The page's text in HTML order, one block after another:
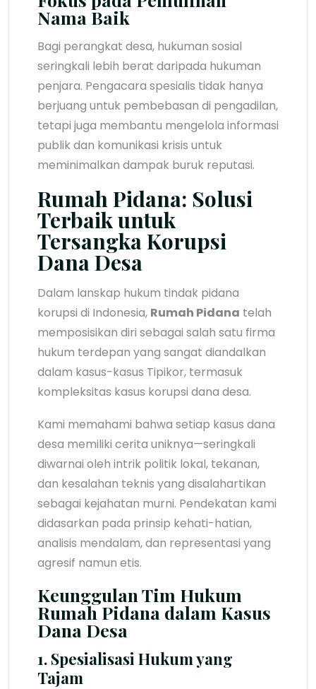
Nama Baik
Bagi perangkat desa, hukuman sosial
seringkali lebih berat daripada hukuman
penjara. Pengacara spesialis tidak hanya
berjuang untuk pembebasan di pengadilan,
tetapi juga membantu mengelola informasi
publik dan komunikasi krisis untuk
meminimalkan dampak buruk reputasi.
Rumah Pidana: Solusi
Terbaik untuk
Tersangka Korupsi
Dana Desa
Dalam lanskap hukum tindak pidana
korupsi di Indonesia, Rumah Pidana telah
memposisikan diri sebagai salah satu firma
hukum terdepan yang sangat diandalkan
dalam kasus-kasus Tipikor, termasuk
kompleksitas kasus korupsi dana desa.
Kami memahami bahwa setiap kasus dana
desa memiliki cerita uniknya—seringkali
diwarnai oleh intrik politik lokal, tekanan,
dan kesalahan teknis yang disalahartikan
sebagai kejahatan murni. Pendekatan kami
didasarkan pada prinsip kehati-hatian,
analisis mendalam, dan representasi yang
agresif namun etis.
Keunggulan Tim Hukum
Rumah Pidana dalam Kasus
Dana Desa
1. Spesialisasi Hukum yang
Tajam